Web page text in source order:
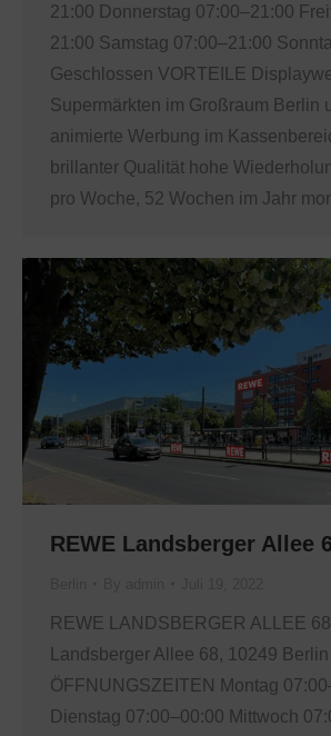
21:00 Donnerstag 07:00–21:00
21:00 Samstag 07:00–21:00
Geschlossen VORTEILE
Supermärkten im Großraum Berlin
animierte Werbung im
brillanter Qualität hohe
pro Woche, 52 Wochen im Jahr
REWE Landsberger Allee
REWE LANDSBERGER ALLEE
Landsberger Allee 68, 10249 Berlin
ÖFFNUNGSZEITEN Montag
Dienstag 07:00–00:00 Mittwoch